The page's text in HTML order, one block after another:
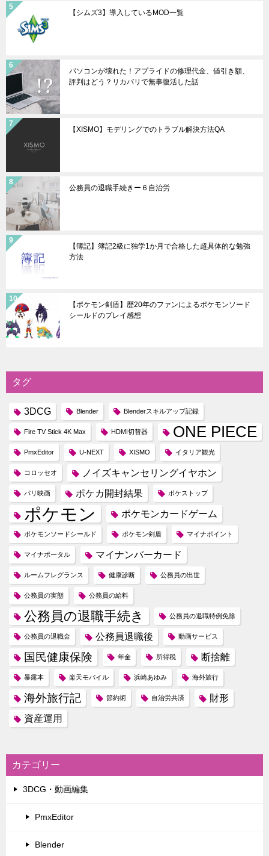
【シムズ3】導入しているMOD一覧
パソコンが壊れた！アプライドの修理代金、値引き額、
評判はどう？リカバリで無事復活した話
【XISMO】モデリングでのトラブル解決方法QA
公務員の退職手続きー６自治労
【簿記】簿記2級に独学1か月で合格した超具体的な勉強
方法
【ポケモン剣盾】歴20年のファンによるポケモンソード
シールドのプレイ感想
タグ
3DCG Blender Blenderスキルアップ記録
Fire TV Stick 4K Max HDMI切替器 ONE PIECE
PmxEditor U-NEXT XISMO イタリア観光
コロッセオ ノイズキャンセリングイヤホン
パリ映画 ポケカ開封結果 ポケストップ
ポケモン ポケモンカードゲーム
ポケモンソードシールド ポケモン剣盾 マイナポイント
マイナポータル マイナンバーカード
ルームフレグランス 健康診断 公務員の出世
公務員の実態 公務員の給料
公務員の退職手続き 公務員の退職特例免除
公務員の退職金 公務員退職後 動画サービス
国民健康保険 年金 所得税 断捨離
暴露本 楽天モバイル 浜崎あゆみ 海外旅行
海外旅行記 節約術 自治労共済
財形
資産運用
カテゴリー
3DCG・動画編集
PmxEditor
Blender